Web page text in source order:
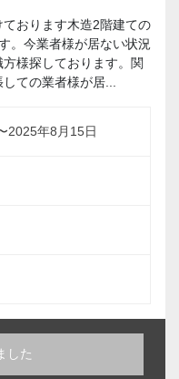
おります木造2階建ての
。今業者様が居ない状況
様探しております。関
ての業者様が居...
2025年8月15日
した